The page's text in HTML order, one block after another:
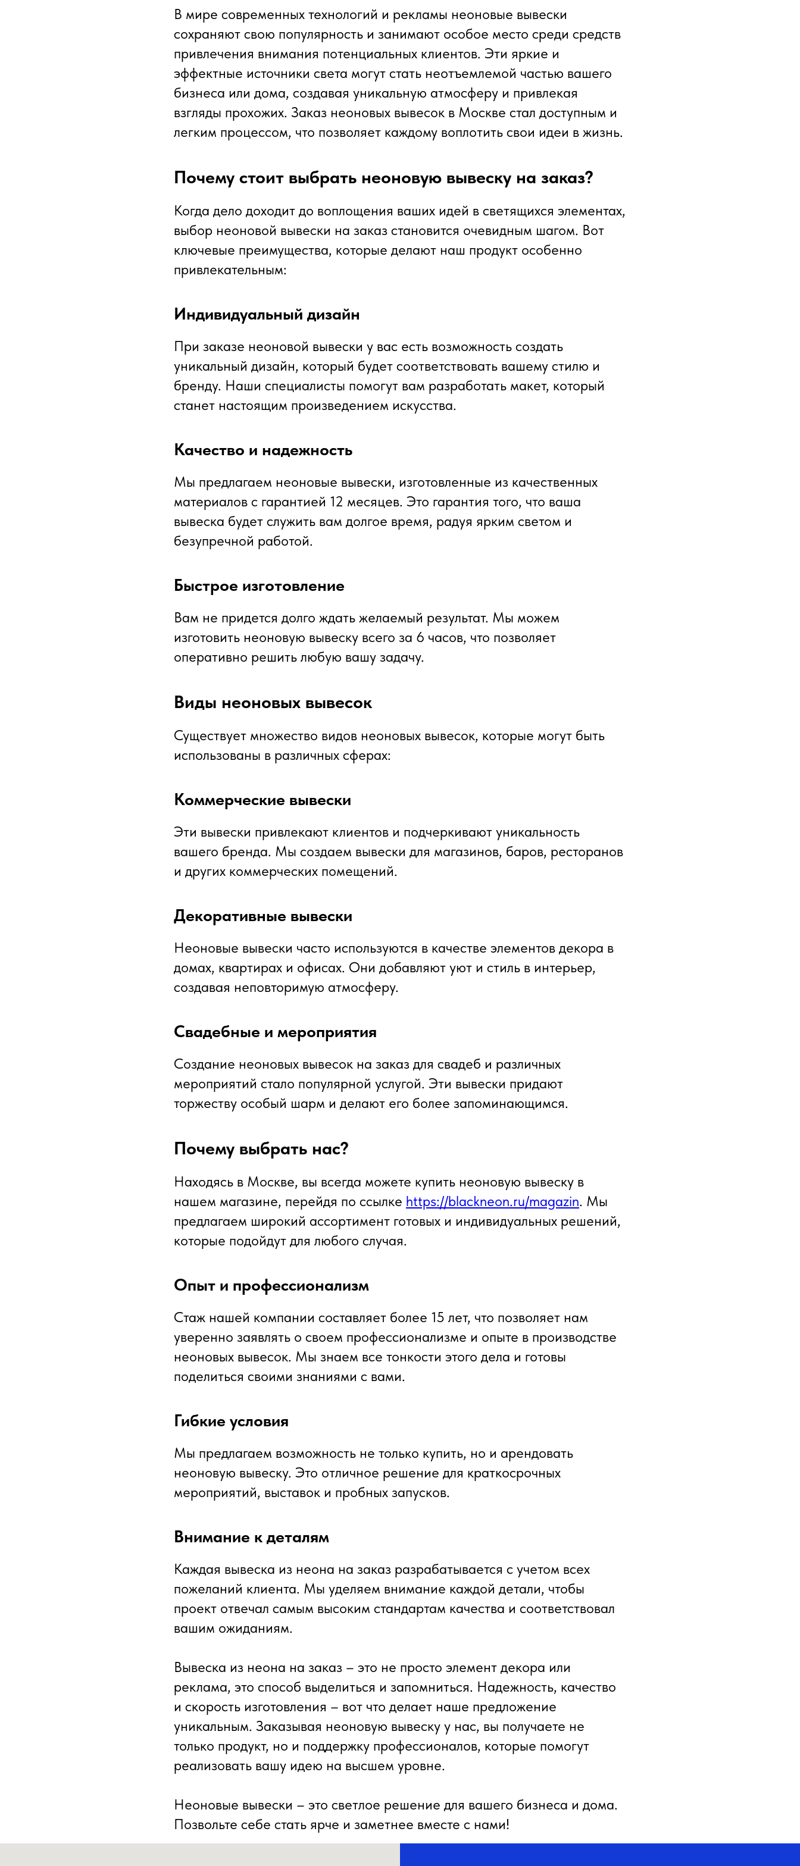
В мире современных технологий и рекламы неоновые вывески
сохраняют свою популярность и занимают особое место среди средств
привлечения внимания потенциальных клиентов. Эти яркие и
эффектные источники света могут стать неотъемлемой частью вашего
бизнеса или дома, создавая уникальную атмосферу и привлекая
взгляды прохожих. Заказ неоновых вывесок в Москве стал доступным и
легким процессом, что позволяет каждому воплотить свои идеи в жизнь.
Почему стоит выбрать неоновую вывеску на заказ?
Когда дело доходит до воплощения ваших идей в светящихся элементах,
выбор неоновой вывески на заказ становится очевидным шагом. Вот
ключевые преимущества, которые делают наш продукт особенно
привлекательным:
Индивидуальный дизайн
При заказе неоновой вывески у вас есть возможность создать
уникальный дизайн, который будет соответствовать вашему стилю и
бренду. Наши специалисты помогут вам разработать макет, который
станет настоящим произведением искусства.
Качество и надежность
Мы предлагаем неоновые вывески, изготовленные из качественных
материалов с гарантией 12 месяцев. Это гарантия того, что ваша
вывеска будет служить вам долгое время, радуя ярким светом и
безупречной работой.
Быстрое изготовление
Вам не придется долго ждать желаемый результат. Мы можем
изготовить неоновую вывеску всего за 6 часов, что позволяет
оперативно решить любую вашу задачу.
Виды неоновых вывесок
Существует множество видов неоновых вывесок, которые могут быть
использованы в различных сферах:
Коммерческие вывески
Эти вывески привлекают клиентов и подчеркивают уникальность
вашего бренда. Мы создаем вывески для магазинов, баров, ресторанов
и других коммерческих помещений.
Декоративные вывески
Неоновые вывески часто используются в качестве элементов декора в
домах, квартирах и офисах. Они добавляют уют и стиль в интерьер,
создавая неповторимую атмосферу.
Свадебные и мероприятия
Создание неоновых вывесок на заказ для свадеб и различных
мероприятий стало популярной услугой. Эти вывески придают
торжеству особый шарм и делают его более запоминающимся.
Почему выбрать нас?
Находясь в Москве, вы всегда можете купить неоновую вывеску в
нашем магазине, перейдя по ссылке https://blackneon.ru/magazin. Мы
предлагаем широкий ассортимент готовых и индивидуальных решений,
которые подойдут для любого случая.
Опыт и профессионализм
Стаж нашей компании составляет более 15 лет, что позволяет нам
уверенно заявлять о своем профессионализме и опыте в производстве
неоновых вывесок. Мы знаем все тонкости этого дела и готовы
поделиться своими знаниями с вами.
Гибкие условия
Мы предлагаем возможность не только купить, но и арендовать
неоновую вывеску. Это отличное решение для краткосрочных
мероприятий, выставок и пробных запусков.
Внимание к деталям
Каждая вывеска из неона на заказ разрабатывается с учетом всех
пожеланий клиента. Мы уделяем внимание каждой детали, чтобы
проект отвечал самым высоким стандартам качества и соответствовал
вашим ожиданиям.
Вывеска из неона на заказ – это не просто элемент декора или
реклама, это способ выделиться и запомниться. Надежность, качество
и скорость изготовления – вот что делает наше предложение
уникальным. Заказывая неоновую вывеску у нас, вы получаете не
только продукт, но и поддержку профессионалов, которые помогут
реализовать вашу идею на высшем уровне.
Неоновые вывески – это светлое решение для вашего бизнеса и дома.
Позвольте себе стать ярче и заметнее вместе с нами!